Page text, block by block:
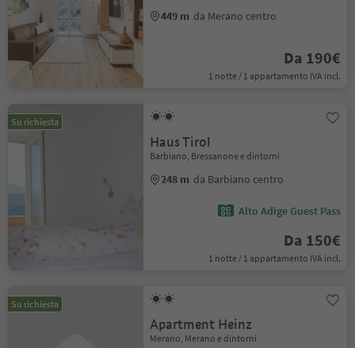
449 m da Merano centro
Da 190€
1 notte / 1 appartamento IVA incl.
Su richiesta
Haus Tirol
Barbiano, Bressanone e dintorni
248 m da Barbiano centro
Alto Adige Guest Pass
Da 150€
1 notte / 1 appartamento IVA incl.
Su richiesta
Apartment Heinz
Merano, Merano e dintorni